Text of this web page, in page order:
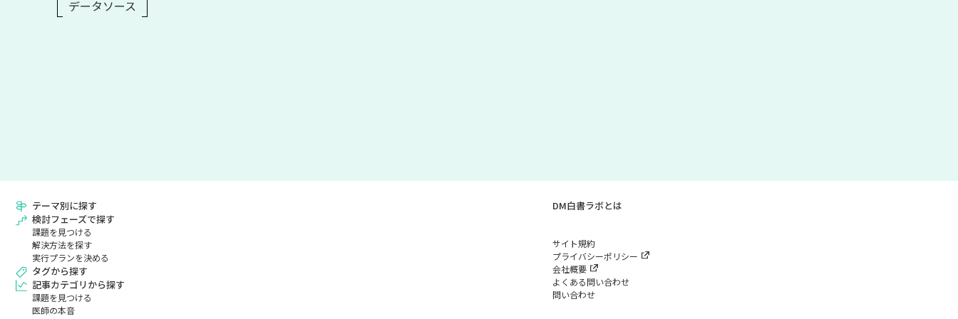
データソース
テーマ別に探す
検討フェーズで探す
課題を見つける
解決方法を探す
実行プランを決める
タグから探す
記事カテゴリから探す
課題を見つける
医師の本音
DM白書ラボとは
サイト規約
プライバシーポリシー
会社概要
よくある問い合わせ
問い合わせ